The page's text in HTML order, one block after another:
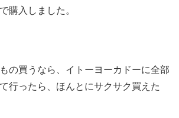
購入しました。
の買うなら、イトーヨーカドーに全部
行ったら、ほんとにサクサク買えた